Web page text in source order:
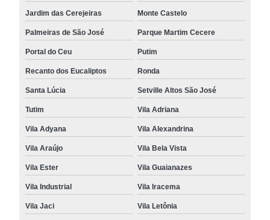
Jardim das Cerejeiras Monte Castelo
Palmeiras de São José Parque Martim Cecere
Portal do Ceu Putim
Recanto dos Eucaliptos Ronda
Santa Lúcia Setville Altos São José
Tutim Vila Adriana
Vila Adyana Vila Alexandrina
Vila Araújo Vila Bela Vista
Vila Ester Vila Guaianazes
Vila Industrial Vila Iracema
Vila Jaci Vila Letônia